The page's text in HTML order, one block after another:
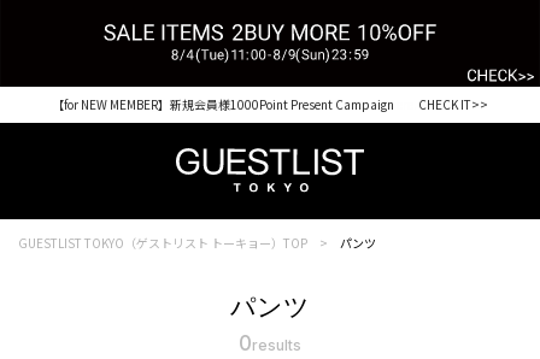
Shopping from outside Japan? Visit our Global Site here. >>
【for NEW MEMBER】新規会員様1000Point Present Campaign CHECK IT>>
GUESTLIST TOKYO（ゲストリスト トーキョー）TOP パンツ
パンツ
0results